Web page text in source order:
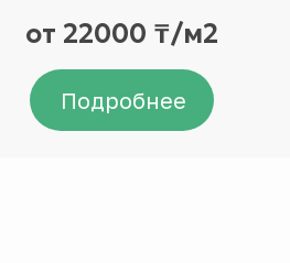
от 22000 ₸/м2
Подробнее